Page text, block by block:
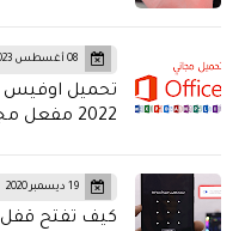
08 أغسطس 2023
2022 مفعل مجاناً
19 ديسمبر 2020
كيف تفتح